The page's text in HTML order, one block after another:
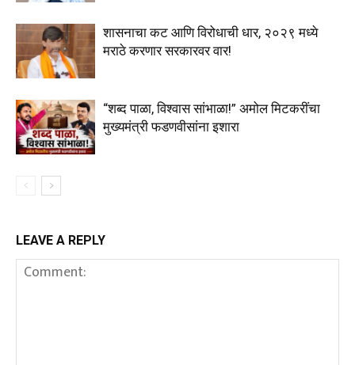
शासनाचा कट आणि विरोधाची धार, २०२९ मध्ये
मराठे करणार सरकारवर वार!
“शब्द पाळा, विश्वास सांभाळा!” अमोल मिटकरींचा
मुख्यमंत्री फडणवीसांना इशारा
LEAVE A REPLY